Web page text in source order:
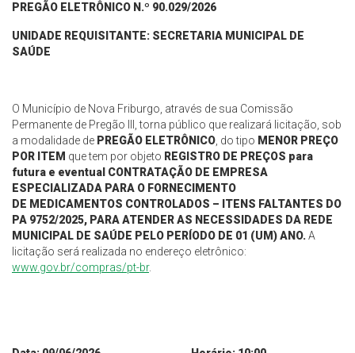
PREGÃO ELETRÔNICO N.º 90.029/2026
UNIDADE REQUISITANTE: SECRETARIA MUNICIPAL DE
SAÚDE
O Município de Nova Friburgo, através de sua Comissão
Permanente de Pregão III, torna público que realizará licitação, sob
a modalidade de PREGÃO ELETRÔNICO , do tipo MENOR PREÇO
POR ITEM que tem por objeto REGISTRO DE PREÇOS para
futura e eventual CONTRATAÇÃO DE EMPRESA
ESPECIALIZADA PARA O FORNECIMENTO
DE MEDICAMENTOS CONTROLADOS – ITENS FALTANTES DO
PA 9752/2025, PARA ATENDER AS NECESSIDADES DA REDE
MUNICIPAL DE SAÚDE PELO PERÍODO DE 01 (UM) ANO. A
licitação será realizada no endereço eletrônico:
www.gov.br/compras/pt-br.